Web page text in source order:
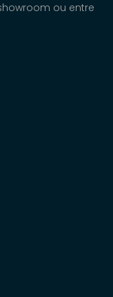
ou entre